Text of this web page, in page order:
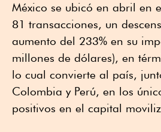
México se ubicó en abril en
81 transacciones, un
aumento del 233% en su
millones de dólares), en
lo cual convierte al país,
Colombia y Perú, en los
positivos en el capital